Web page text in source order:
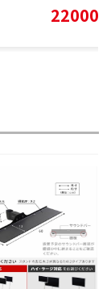
22000